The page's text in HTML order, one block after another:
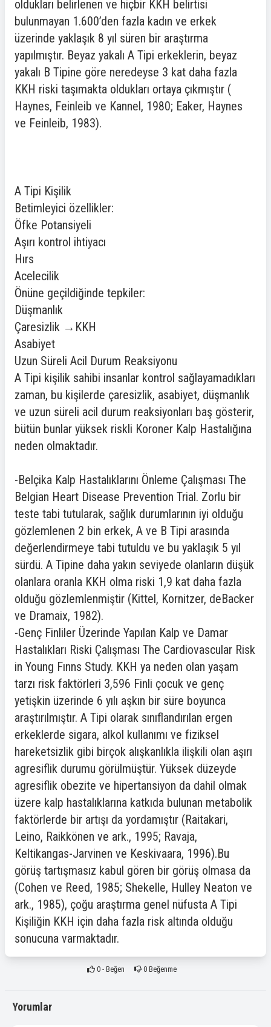
oldukları belirlenen ve hiçbir KKH belirtisi
bulunmayan 1.600’den fazla kadın ve erkek
üzerinde yaklaşık 8 yıl süren bir araştırma
yapılmıştır. Beyaz yakalı A Tipi erkeklerin, beyaz
yakalı B Tipine göre neredeyse 3 kat daha fazla
KKH riski taşımakta oldukları ortaya çıkmıştır (
Haynes, Feinleib ve Kannel, 1980; Eaker, Haynes
ve Feinleib, 1983).
A Tipi Kişilik
Betimleyici özellikler:
Öfke Potansiyeli
Aşırı kontrol ihtiyacı
Hırs
Acelecilik
Önüne geçildiğinde tepkiler:
Düşmanlık
Çaresizlik →KKH
Asabiyet
Uzun Süreli Acil Durum Reaksiyonu
A Tipi kişilik sahibi insanlar kontrol sağlayamadıkları
zaman, bu kişilerde çaresizlik, asabiyet, düşmanlık
ve uzun süreli acil durum reaksiyonları baş gösterir,
bütün bunlar yüksek riskli Koroner Kalp Hastalığına
neden olmaktadır.
-Belçika Kalp Hastalıklarını Önleme Çalışması The
Belgian Heart Disease Prevention Trial. Zorlu bir
teste tabi tutularak, sağlık durumlarının iyi olduğu
gözlemlenen 2 bin erkek, A ve B Tipi arasında
değerlendirmeye tabi tutuldu ve bu yaklaşık 5 yıl
sürdü. A Tipine daha yakın seviyede olanların düşük
olanlara oranla KKH olma riski 1,9 kat daha fazla
olduğu gözlemlenmiştir (Kittel, Kornitzer, deBacker
ve Dramaix, 1982).
-Genç Finliler Üzerinde Yapılan Kalp ve Damar
Hastalıkları Riski Çalışması The Cardiovascular Risk
in Young Fınns Study. KKH ya neden olan yaşam
tarzı risk faktörleri 3,596 Finli çocuk ve genç
yetişkin üzerinde 6 yılı aşkın bir süre boyunca
araştırılmıştır. A Tipi olarak sınıflandırılan ergen
erkeklerde sigara, alkol kullanımı ve fiziksel
hareketsizlik gibi birçok alışkanlıkla ilişkili olan aşırı
agresiflik durumu görülmüştür. Yüksek düzeyde
agresiflik obezite ve hipertansiyon da dahil olmak
üzere kalp hastalıklarına katkıda bulunan metabolik
faktörlerde bir artışı da yordamıştır (Raitakari,
Leino, Raikkönen ve ark., 1995; Ravaja,
Keltikangas-Jarvinen ve Keskivaara, 1996).Bu
görüş tartışmasız kabul gören bir görüş olmasa da
(Cohen ve Reed, 1985; Shekelle, Hulley Neaton ve
ark., 1985), çoğu araştırma genel nüfusta A Tipi
Kişiliğin KKH için daha fazla risk altında olduğu
sonucuna varmaktadır.
0- Beğen 0 Beğenme
Yorumlar